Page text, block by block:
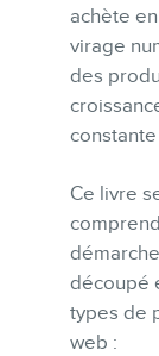
achète
virage
des
Ce livre
découpé
types de
web :